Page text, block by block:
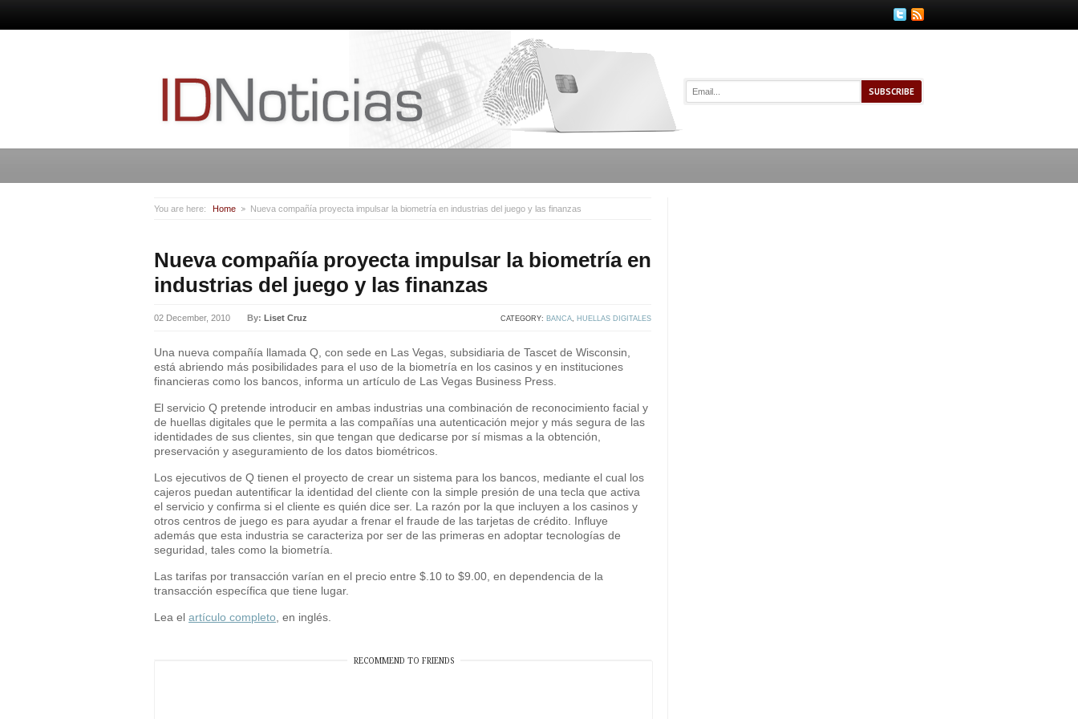
You are here: Home Nueva compañía proyecta impulsar la biometría en industrias del juego y las finanzas
Nueva compañía proyecta impulsar la biometría en
industrias del juego y las finanzas
02 December, 2010 By: Liset Cruz CATEGORY: BANCA, HUELLAS DIGITALES
Una nueva compañía llamada Q, con sede en Las Vegas, subsidiaria de Tascet de Wisconsin,
está abriendo más posibilidades para el uso de la biometría en los casinos y en instituciones
financieras como los bancos, informa un artículo de Las Vegas Business Press.
El servicio Q pretende introducir en ambas industrias una combinación de reconocimiento facial y
de huellas digitales que le permita a las compañías una autenticación mejor y más segura de las
identidades de sus clientes, sin que tengan que dedicarse por sí mismas a la obtención,
preservación y aseguramiento de los datos biométricos.
Los ejecutivos de Q tienen el proyecto de crear un sistema para los bancos, mediante el cual los
cajeros puedan autentificar la identidad del cliente con la simple presión de una tecla que activa
el servicio y confirma si el cliente es quién dice ser. La razón por la que incluyen a los casinos y
otros centros de juego es para ayudar a frenar el fraude de las tarjetas de crédito. Influye
además que esta industria se caracteriza por ser de las primeras en adoptar tecnologías de
seguridad, tales como la biometría.
Las tarifas por transacción varían en el precio entre $.10 to $9.00, en dependencia de la
transacción específica que tiene lugar.
Lea el artículo completo , en inglés.
RECOMMEND TO FRIENDS